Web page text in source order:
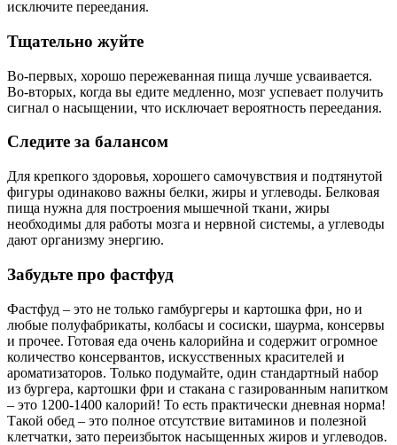
исключите переедания.
Тщательно жуйте
Во-первых, хорошо пережеванная пища лучше усваивается.
Во-вторых, когда вы едите медленно, мозг успевает получить
сигнал о насыщении, что исключает вероятность переедания.
Следите за балансом
Для крепкого здоровья, хорошего самочувствия и подтянутой
фигуры одинаково важны белки, жиры и углеводы. Белковая
пища нужна для построения мышечной ткани, жиры
необходимы для работы мозга и нервной системы, а углеводы
дают организму энергию.
Забудьте про фастфуд
Фастфуд – это не только гамбургеры и картошка фри, но и
любые полуфабрикаты, колбасы и сосиски, шаурма, консервы
и прочее. Готовая еда очень калорийна и содержит огромное
количество консервантов, искусственных красителей и
ароматизаторов. Только подумайте, один стандартный набор
из бургера, картошки фри и стакана с газированным напитком
– это 1200-1400 калорий! То есть практически дневная норма!
Такой обед – это полное отсутствие витаминов и полезной
клетчатки, зато переизбыток насыщенных жиров и углеводов.